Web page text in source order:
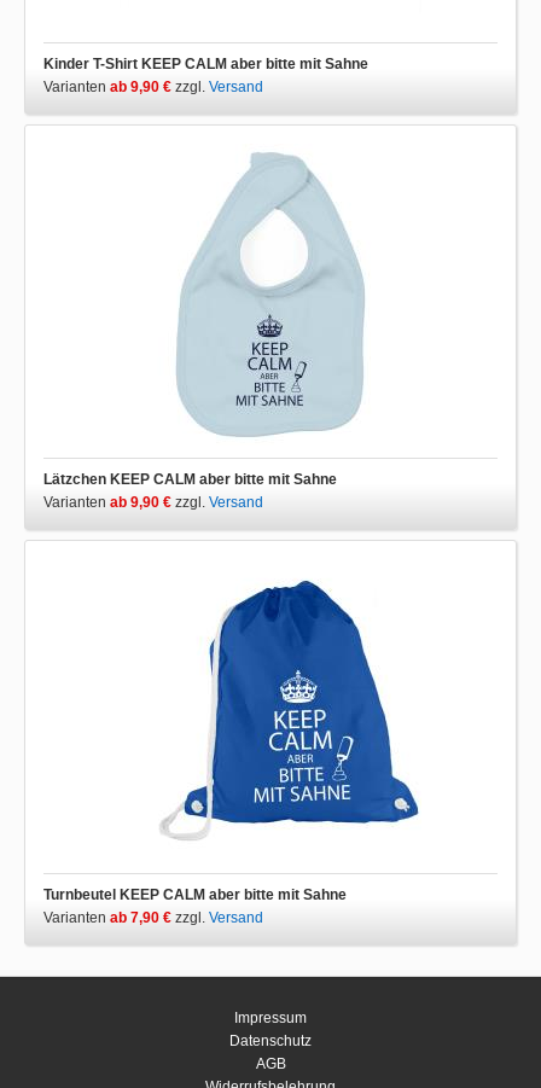
Kinder T-Shirt KEEP CALM aber bitte mit Sahne
Varianten ab 9,90 € zzgl. Versand
Lätzchen KEEP CALM aber bitte mit Sahne
Varianten ab 9,90 € zzgl. Versand
Turnbeutel KEEP CALM aber bitte mit Sahne
Varianten ab 7,90 € zzgl. Versand
Impressum
Datenschutz
AGB